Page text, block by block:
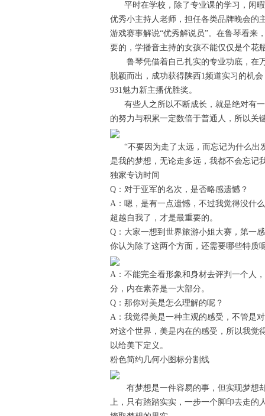
平时在学校，除了专业课的学习，闲暇
优秀小主持人老师，担任各类品牌晚会的
游戏赛事解说“优秀解说员”。在鲁琴看来
要的，学播音主持的女孩不能仅仅是个花
鲁琴凭借着自己扎实的专业功底，在
脱颖而出，成功获得陕西1频道实习的机
931魅力新主播优胜奖。
有些人之所以不断成长，就是绝对有一
的努力与积累一定数倍于普通人，所以关
“不要因为走了太远，而忘记为什么出
是我的梦想，无论走多远，我都不会忘记
独家专访时间
Q：对于亚军的名次，是否略感遗憾？
A：嗯，是有一点遗憾，不过我觉得没什
超越自我了，才是最重要的。
Q：大家一想到世界旅游小姐大赛，第一
你认为除了这两个方面，还需要哪些特质
A：不能完全看形象和身材去评判一个人
分，内在素养是一大部分。
Q：那你对美是怎么理解的呢？
A：我觉得美是一种主观的感受，不管是
对这个世界，美是内在的感受，所以我觉
以给美下定义。
粉色简约几何小图标分割线
有梦想是一件容易的事，但实现梦想
上，只有踏踏实实，一步一个脚印去走的